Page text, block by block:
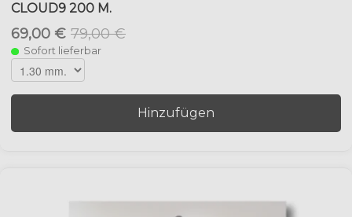
CLOUD9 200 M.
69,00 € 79,00 €
Sofort lieferbar
Hinzufügen